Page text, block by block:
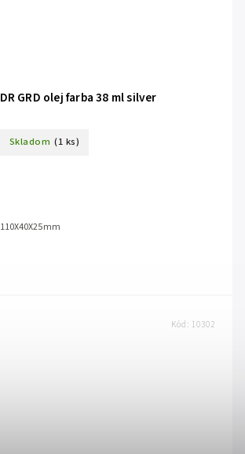
DR GRD olej farba 38 ml silver
Skladom (1 ks)
110X40X25mm
Kód: 10302